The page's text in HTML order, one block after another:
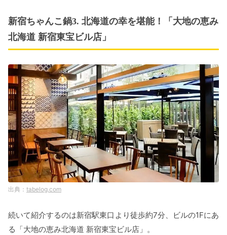
新宿ちゃんこ鍋3. 北海道の幸を堪能！「大地の恵み
北海道 新宿東宝ビル店」
tabelog.com
続いて紹介するのは新宿駅東口より徒歩約7分、ビルの1Fにあ
る「大地の恵み北海道 新宿東宝ビル店」。